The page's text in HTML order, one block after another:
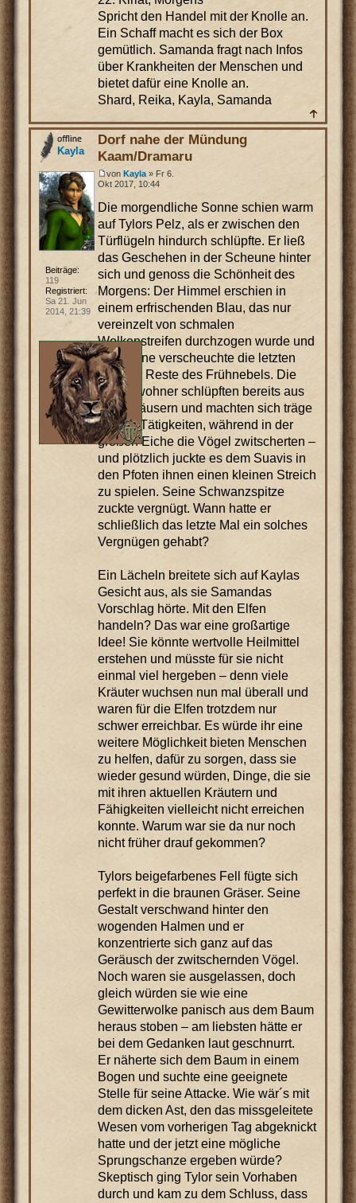
Spricht den Handel mit der Knolle an.
Ein Schaff macht es sich der Box
gemütlich. Samanda fragt nach Infos
über Krankheiten der Menschen und
bietet dafür eine Knolle an.
Shard, Reika, Kayla, Samanda
Dorf nahe der Mündung
Kaam/Dramaru
von Kayla» Fr 6.
Okt 2017, 10:44
Die morgendliche Sonne schien warm
auf Tylors Pelz, als er zwischen den
Türflügeln hindurch schlüpfte. Er ließ
das Geschehen in der Scheune hinter
sich und genoss die Schönheit des
Morgens: Der Himmel erschien in
einem erfrischenden Blau, das nur
vereinzelt von schmalen
Wolkenstreifen durchzogen wurde und
die Sonne verscheuchte die letzten
blassen Reste des Frühnebels. Die
Dorfbewohner schlüpften bereits aus
ihren Häusern und machten sich träge
an ihre Tätigkeiten, während in der
großen Eiche die Vögel zwitscherten –
und plötzlich juckte es dem Suavis in
den Pfoten ihnen einen kleinen Streich
zu spielen. Seine Schwanzspitze
zuckte vergnügt. Wann hatte er
schließlich das letzte Mal ein solches
Vergnügen gehabt?
Ein Lächeln breitete sich auf Kaylas
Gesicht aus, als sie Samandas
Vorschlag hörte. Mit den Elfen
handeln? Das war eine großartige
Idee! Sie könnte wertvolle Heilmittel
erstehen und müsste für sie nicht
einmal viel hergeben – denn viele
Kräuter wuchsen nun mal überall und
waren für die Elfen trotzdem nur
schwer erreichbar. Es würde ihr eine
weitere Möglichkeit bieten Menschen
zu helfen, dafür zu sorgen, dass sie
wieder gesund würden, Dinge, die sie
mit ihren aktuellen Kräutern und
Fähigkeiten vielleicht nicht erreichen
konnte. Warum war sie da nur noch
nicht früher drauf gekommen?
Tylors beigefarbenes Fell fügte sich
perfekt in die braunen Gräser. Seine
Gestalt verschwand hinter den
wogenden Halmen und er
konzentrierte sich ganz auf das
Geräusch der zwitschernden Vögel.
Noch waren sie ausgelassen, doch
gleich würden sie wie eine
Gewitterwolke panisch aus dem Baum
heraus stoben – am liebsten hätte er
bei dem Gedanken laut geschnurrt.
Er näherte sich dem Baum in einem
Bogen und suchte eine geeignete
Stelle für seine Attacke. Wie wär´s mit
dem dicken Ast, den das missgeleitete
Wesen vom vorherigen Tag abgeknickt
hatte und der jetzt eine mögliche
Sprungschanze ergeben würde?
Skeptisch ging Tylor sein Vorhaben
durch und kam zu dem Schluss, dass
Kayla
Beiträge:
119
Registriert:
Sa 21. Jun
2014, 21:39